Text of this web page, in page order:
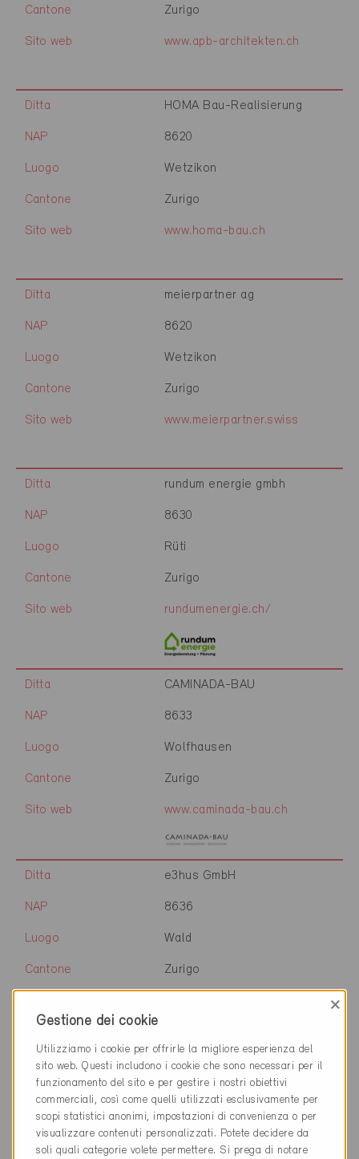
Cantone Zurigo
Sito web www.apb-architekten.ch
Ditta HOMA Bau-Realisierung
NAP 8620
Luogo Wetzikon
Cantone Zurigo
Sito web www.homa-bau.ch
Ditta meierpartner ag
NAP 8620
Luogo Wetzikon
Cantone Zurigo
Sito web www.meierpartner.swiss
Ditta rundum energie gmbh
NAP 8630
Luogo Rüti
Cantone Zurigo
Sito web rundumenergie.ch/
Ditta CAMINADA-BAU
NAP 8633
Luogo Wolfhausen
Cantone Zurigo
Sito web www.caminada-bau.ch
Ditta e3hus GmbH
NAP 8636
Luogo Wald
Cantone Zurigo
Ditta Lindegger GmbH
Luogo Goldingen
Gestione dei cookie
×
Utilizziamo i cookie per offrirle la migliore esperienza del
sito web. Questi includono i cookie che sono necessari per il
funzionamento del sito e per gestire i nostri obiettivi
commerciali, così come quelli utilizzati esclusivamente per
scopi statistici anonimi, impostazioni di convenienza o per
visualizzare contenuti personalizzati. Potete decidere da
soli quali categorie volete permettere. Si prega di notare